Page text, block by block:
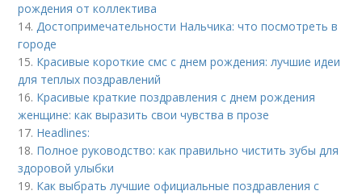
рождения от коллектива
14.Достопримечательности Нальчика: что посмотреть в
городе
15. Красивые короткие смс с днем рождения: лучшие идеи
для теплых поздравлений
16. Красивые краткие поздравления с днем рождения
женщине: как выразить свои чувства в прозе
17. Headlines:
18. Полное руководство: как правильно чистить зубы для
здоровой улыбки
19. Как выбрать лучшие официальные поздравления с